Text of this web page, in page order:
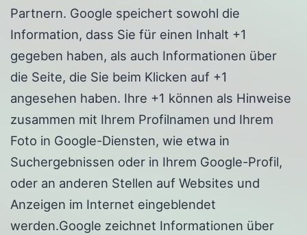
Partnern. Google speichert sowohl die
Information, dass Sie für einen Inhalt +1
gegeben haben, als auch Informationen über
die Seite, die Sie beim Klicken auf +1
angesehen haben. Ihre +1 können als Hinweise
zusammen mit Ihrem Profilnamen und Ihrem
Foto in Google-Diensten, wie etwa in
Suchergebnissen oder in Ihrem Google-Profil,
oder an anderen Stellen auf Websites und
Anzeigen im Internet eingeblendet
werden.Google zeichnet Informationen über